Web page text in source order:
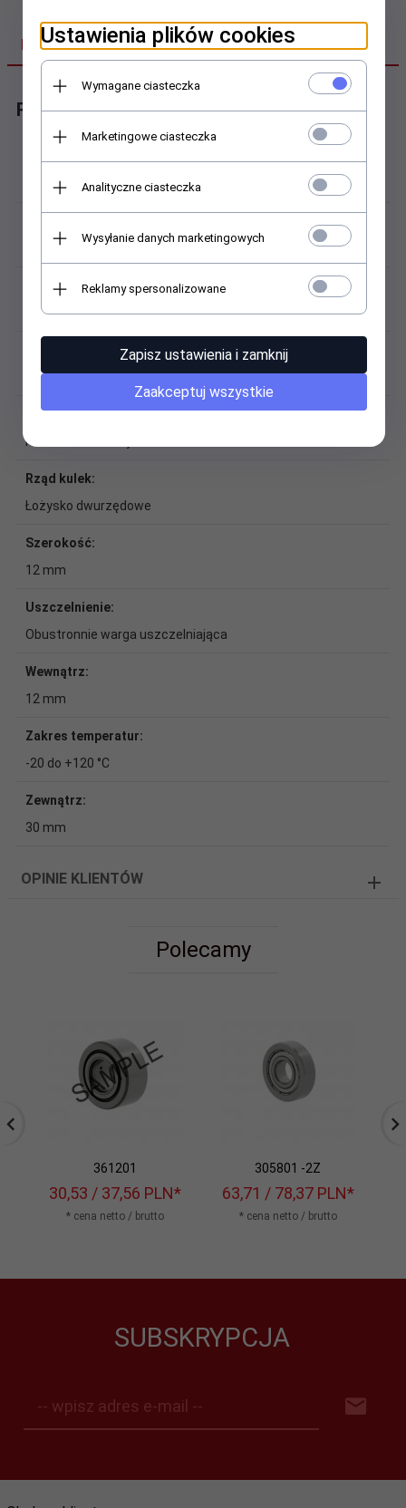
DANE TECHNICZNE
Rolka bieżna
Koszyk polimerowy
0,03 kg
Materiał:
Standardowa stal łożyskowa
Mimośrodkowy pierścień mocujący:
Brak mimośrodkowego pierścienia mocującego
Pierścień zewnętrzny:
Powierzchnia baryłkowata
Rząd kulek:
Łożysko dwurzędowe
Szerokość:
12 mm
Uszczelnienie:
Obustronnie warga uszczelniająca
Wewnątrz:
12 mm
Zakres temperatur:
-20 do +120 °C
Zewnątrz:
30 mm
OPINIE KLIENTÓW
Polecamy
361201
30,53 / 37,56 PLN*
* cena netto / brutto
305801 -2Z
63,71 / 78,37 PLN*
* cena netto / brutto
SUBSKRYPCJA
-- wpisz adres e-mail --
Ustawienia plików cookies
Wymagane ciasteczka
Marketingowe ciasteczka
Analityczne ciasteczka
Wysyłanie danych marketingowych
Reklamy spersonalizowane
Zapisz ustawienia i zamknij
Zaakceptuj wszystkie